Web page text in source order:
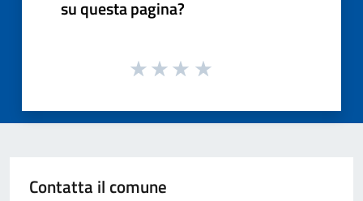
su questa pagina?
Contatta il comune